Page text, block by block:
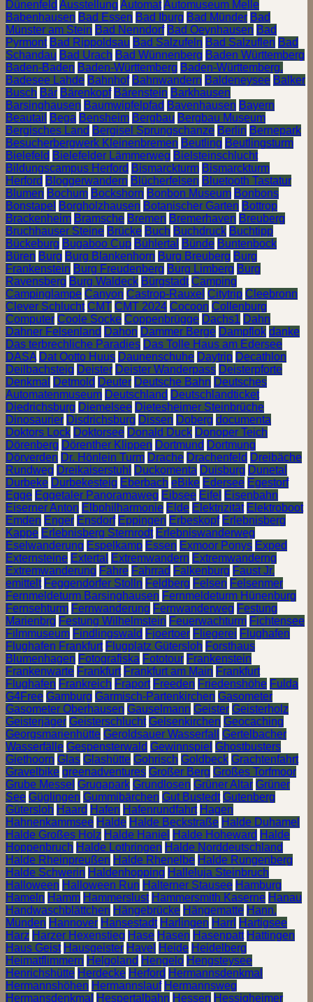
Dünenfeld Ausstellung AutomatAutomuseum Melle
Babenhausen Bad Essen Bad Iburg Bad Münder Bad
Münster am Stein Bad Nenndorf Bad Oeynhausen Bad
Pyrmont Bad Rippoldsau Bad Salzufeln Bad Salzuflen Bad
Schandau Bad Urach Bad Wünnenberg Baden Württemberg
Baden-Baden Baden-Württemberg Baden-Württemberg.
Badesee Lahde Bahnhof Bahnwandern Baldeneysee Balker
Busch Bär Bärenkopf Bärenstein Barkhausen
Barsinghausen Baumwipfelpfad Bavenhausen Bayern
Beautail
Bega Bensheim Bergbau Bergbau Museum
Bergisches Land Bergisel Sprungschanze Berlin Bernepark
Besucherbergwerk Kleinenbremen Beutling Beutlingsturm
Bielefeld Bielefelder Lämmerweg Bielsteinschlucht
Bildungscampus Herford Bismarckturm Bismarckturm
Herford Bloggerwandern Blücherfelsen Bluetooth Tastatur
Blumen Bochum Bockshorn Bonbon Museum Bonbons
Bonstapel Borgholzhausen Botanischer Garten Bottrop
Brackenheim Bramsche Bremen Bremerhaven Breuberg
Bruchhauser Steine Brücke Buch Buchdruck Buchtipp
Bückeburg Bugaboo Cup Bühlertal Bünde Buntenbock
Büren Burg Burg Blankenhorn Burg Breuberg Burg
Frankenstein Burg Freudenberg Burg Limberg Burg
Ravensberg Burg Waldeck Bürgstadt Camping
Campinglampe Canyon Castrop-Rauxel Citytrip Cleebronn
Clever Schlucht CMT CMT 2024 Cocoon Collenburg
Computer Coole Socke Coppenbrügge Dachs1 Dahn
Dahner Felsenland Dahon Dammer Berge Dampflok danke
Das terbrechliche Paradies Das Tolle Haus am Edersee
DASA Dat Ootto Huus Daunenschuhe Daytrip Decathlon
Deilbachsteig Deister Deister Wanderpass Deisterpforte
Denkmal
Detmold Deuter Deutsche Bahn Deutsches
Automatenmuseum Deutschland Deutschlandticket
Diedrichsburg Diemelsee Dietesheimer Steinbrüche
Dinosaurier Disdrichsburg Dissen Doberg documenta
Doktors Lock Doktorsee Donald Duck Donoper Teich
Dörenberg Dörenther Klippen Dortmund Dortmung
Dörverden Dr. Hönlein Turm Drache Drachenfeld Dreibäche
Rundweg Dreikaiserstuhl Duckomenta Duisburg Dunetal
Durbeke Durbekesteig Eberbach eBike Edersee Egestorf
Egge Eggetaler Panoramaweg Eibsee Eifel Eisenbahn
Eiserner Anton Elbphilharmonie Elde Elektrizität Elektroboot
Emden Enger Ensdorf Eppingen Erbeskopf Erlebnisberg
Kappe Erlebnisberg Sternrodt Erlebniswanderweg
Eselwanderung Espelkamp Essen Exmoor Ponys Exped
Externsteine Extertal Extremwandern Extremwanderng
Extremwanderung Fähre Fahrrad Falkenburg Faust Jr.
emittelt Feggendorfer Stolln Feldberg Felsen Felsenmer
Fernmeldeturm Barsinghausen Fernmeldeturm Hünenburg
Fernsehturm Fernwanderung Fernwanderweg Festung
Marienbrg Festung Wilhelmstein Feuerwachturm Fichtensee
Filmmuseum Findlingswald Fjoertoer Fliegerei Flughafen
Flughafen Frankfurt Flugplatz Gütersloh Forsthaus
Blumenhagen Fotografiska Fototour Frankenstein
Frankenwarte Frankfurt Frankfurt am Main Frankfurt
Flughafen Frankreich Fraport Freeden Friedenshöhe Fulda
G4Free Gamburg Garmisch-Partenkirchen Gasometer
Gasometer Oberhausen Gauselmann Geister Geisterholz
Geisterjäger Geisterschlucht Gelsenkirchen Geocaching
Georgsmarienhütte Geroldsauer Wasserfall
Gertelbacher
Wasserfälle Gespensterwald Gewinnspiel Ghostbusters
Giethoorn Glas Glashütte Gohrisch Goldbeck Grachtenfahrt
Gravelbike greenadventures Großer Berg Großes Torfmoor
Grube Messel Grugapark Grundlosen Grüner Altar Grüner
See Güglingen Gummibärchen Gut Bustedt Gutenberg
Gütersloh Haard Hafen Hafenrundfahrt Hagen
Hahnenkammsee Halde Halde Beckstraße Halde Duhamel
Halde Großes Holz Halde Haniel Halde Hoheward Halde
Hoppenbruch Halde Lothringen Halde Norddeutschland
Halde Rheinpreußen Halde Rhenelbe Halde Rungenberg
Halde Schwerin Haldenhopping Halleluja Steinbruch
Halloween Halloween Run Halterner Stausee Hamburg
Hameln Hamm Hammerslust Hammersmith Kaserne Hanau
Handwaschblättchen Hängebrücke Hängematte Hann.
Münden Hannover Hansestadt Harlingen Harrl Hartigsee
Harz Harzer Hexenstieg Hase Hasen Hasenpatt Hattingen
Haus Geist Hausgeister Havel Heide Heidelberg
Heimatflimmern Helgoland Hengelo Hengsteysee
Henrichshütte Herdecke Herford Hermannsdenkmal
Hermannshöhen Hermannslauf Hermannsweg
Hermansdenkmal
Hespertalbahn Hessen Hessigheimer